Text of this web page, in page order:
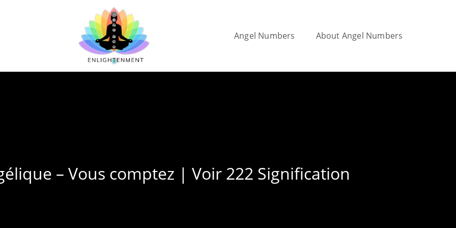
Angel Numbers About Angel Numbers
– Vous comptez | Voir 222 Signification